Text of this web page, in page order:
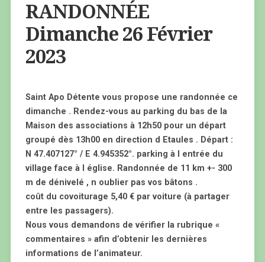
RANDONNÉE
Dimanche 26 Février
2023
Saint Apo Détente vous propose une randonnée ce
dimanche . Rendez-vous au parking du bas de la
Maison des associations à 12h50 pour un départ
groupé dès 13h00 en direction d Etaules . Départ :
N 47.407127° / E 4.945352°. parking à l entrée du
village face à l église. Randonnée de 11 km +- 300
m de dénivelé , n oublier pas vos bâtons .
coût du covoiturage 5,40 € par voiture (à partager
entre les passagers).
Nous vous demandons de vérifier la rubrique «
commentaires » afin d’obtenir les dernières
informations de l’animateur.